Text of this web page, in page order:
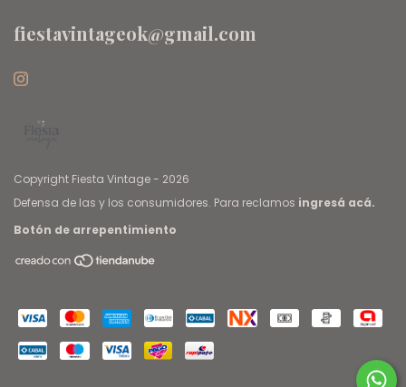
fiestavintageok@gmail.com
Copyright Fiesta Vintage - 2026
Defensa de las y los consumidores. Para reclamos ingresá acá.
Botón de arrepentimiento